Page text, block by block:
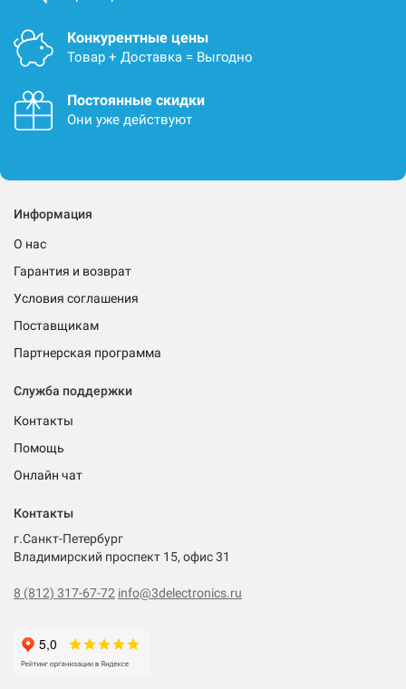
Конкурентные цены
Товар + Доставка = Выгодно
Постоянные скидки
Они уже действуют
Информация
О нас
Гарантия и возврат
Условия соглашения
Поставщикам
Партнерская программа
Служба поддержки
Контакты
Помощь
Онлайн чат
Контакты
г.Санкт-Петербург
Владимирский проспект 15, офис 31
8 (812) 317-67-72 info@3delectronics.ru